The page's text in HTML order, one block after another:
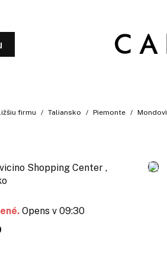
firmu Taliansko Piemonte Mondovì
Shopping Center ,
Opens v 09:30